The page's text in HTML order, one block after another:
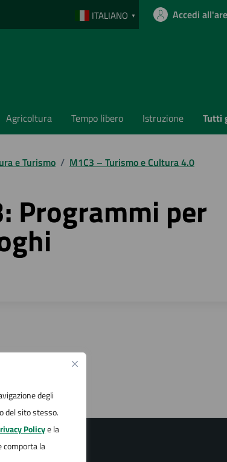
degli
del sito stesso.
Policye la
comporta la
ITALIANO ▼ Accedi
Agricoltura Tempo libero Istruzione Tutti
e Turismo / M1C3 – Turismo e Cultura 4.0
Programmi per